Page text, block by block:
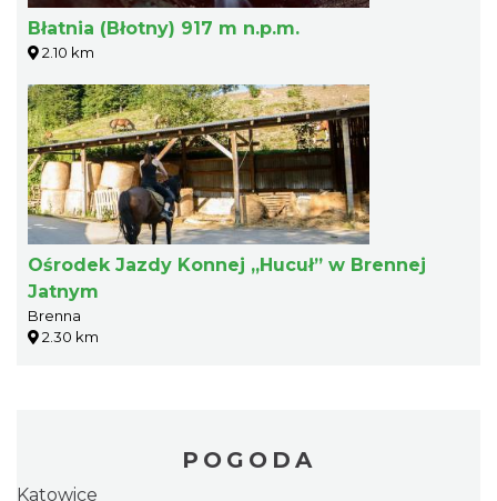
Błatnia (Błotny) 917 m n.p.m.
2.10 km
Ośrodek Jazdy Konnej „Hucuł” w Brennej
Jatnym
Brenna
2.30 km
POGODA
Katowice